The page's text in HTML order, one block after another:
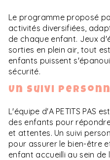
Le programme proposé
activités diversifiées,
de chaque enfant. Jeux
sorties en plein air, tout
enfants puissent
sécurité.
Un suivi
L'équipe d'A PETITS PAS
des enfants pour
et attentes. Un suivi
pour assurer le bien-être
enfant accueilli au sein de